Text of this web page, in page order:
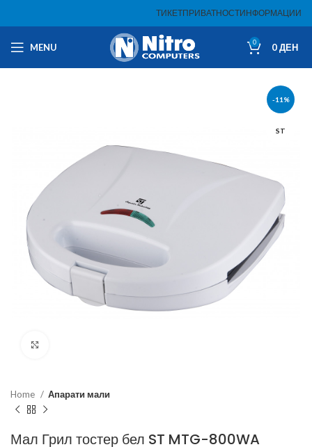
ТИКЕТПРИВАТНОСТИНФОРМАЦИИ
MENU 0 0ДЕН
-11%
ST
Home Апарати мали
Мал Грил тостер бел ST MTG-800WA